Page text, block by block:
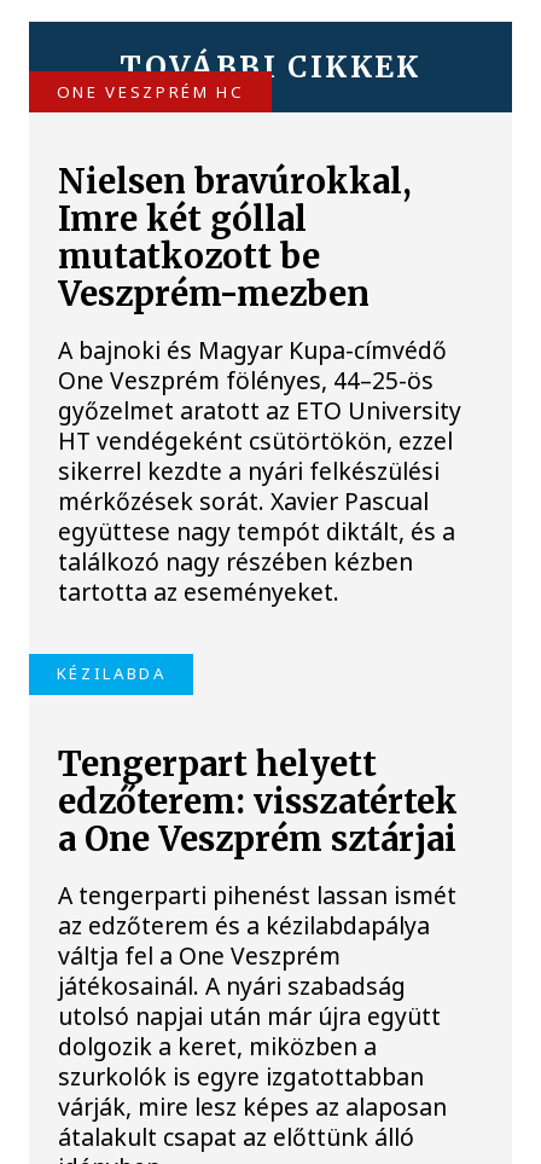
TOVÁBBI CIKKEK
ONE VESZPRÉM HC
Nielsen bravúrokkal,
Imre két góllal
mutatkozott be
Veszprém-mezben
A bajnoki és Magyar Kupa-címvédő
One Veszprém fölényes, 44–25-ös
győzelmet aratott az ETO University
HT vendégeként csütörtökön, ezzel
sikerrel kezdte a nyári felkészülési
mérkőzések sorát. Xavier Pascual
együttese nagy tempót diktált, és a
találkozó nagy részében kézben
tartotta az eseményeket.
KÉZILABDA
Tengerpart helyett
edzőterem: visszatértek
a One Veszprém sztárjai
A tengerparti pihenést lassan ismét
az edzőterem és a kézilabdapálya
váltja fel a One Veszprém
játékosainál. A nyári szabadság
utolsó napjai után már újra együtt
dolgozik a keret, miközben a
szurkolók is egyre izgatottabban
várják, mire lesz képes az alaposan
átalakult csapat az előttünk álló